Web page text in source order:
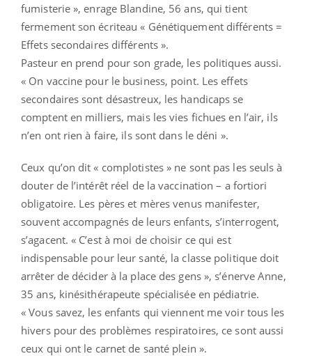
fumisterie », enrage Blandine, 56 ans, qui tient
fermement son écriteau « Génétiquement différents =
Effets secondaires différents ».
Pasteur en prend pour son grade, les politiques aussi.
« On vaccine pour le business, point. Les effets
secondaires sont désastreux, les handicaps se
comptent en milliers, mais les vies fichues en l’air, ils
n’en ont rien à faire, ils sont dans le déni ».
Ceux qu’on dit « complotistes » ne sont pas les seuls à
douter de l’intérêt réel de la vaccination – a fortiori
obligatoire. Les pères et mères venus manifester,
souvent accompagnés de leurs enfants, s’interrogent,
s’agacent. « C’est à moi de choisir ce qui est
indispensable pour leur santé, la classe politique doit
arrêter de décider à la place des gens », s’énerve Anne,
35 ans, kinésithérapeute spécialisée en pédiatrie.
« Vous savez, les enfants qui viennent me voir tous les
hivers pour des problèmes respiratoires, ce sont aussi
ceux qui ont le carnet de santé plein ».